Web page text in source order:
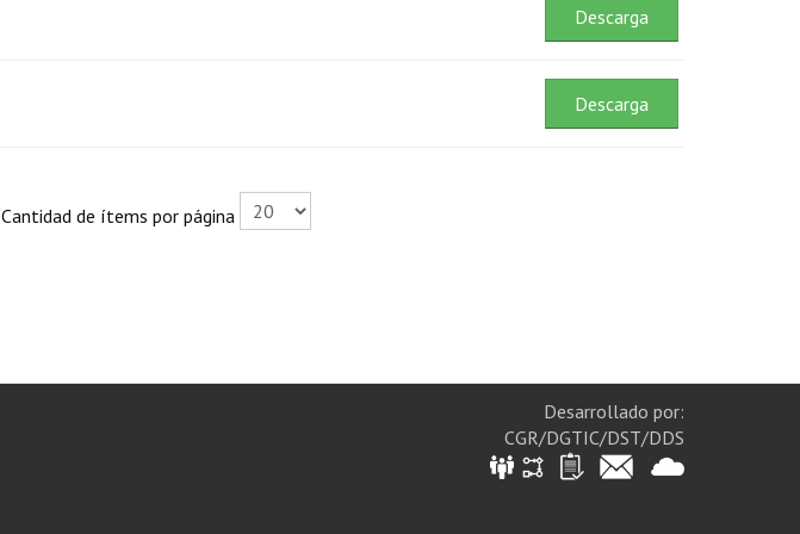
Descarga
Descarga
Cantidad de ítems por página
Desarrollado por:
CGR/DGTIC/DST/DDS